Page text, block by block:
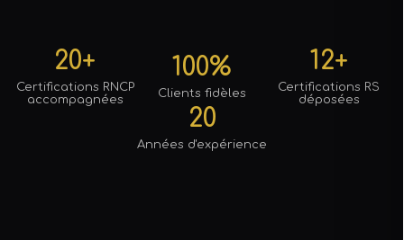
20+
Certifications RNCP
accompagnées
100%
Clients fidèles
12+
Certifications RS
déposées
20
Années d'expérience